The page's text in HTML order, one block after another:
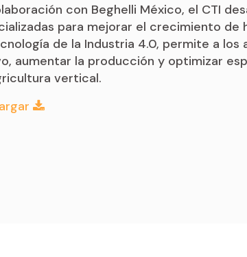
con Beghelli México, el CTI
para mejorar el crecimiento de
de la Industria 4.0, permite a
aumentar la producción y optimizar
vertical.